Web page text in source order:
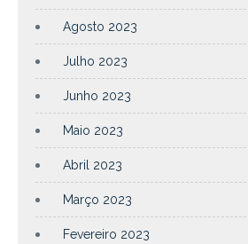
Agosto 2023
Julho 2023
Junho 2023
Maio 2023
Abril 2023
Março 2023
Fevereiro 2023